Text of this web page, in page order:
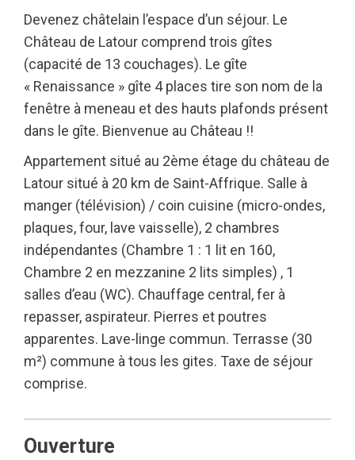
Devenez châtelain l’espace d’un séjour. Le
Château de Latour comprend trois gîtes
(capacité de 13 couchages). Le gîte
« Renaissance » gîte 4 places tire son nom de la
fenêtre à meneau et des hauts plafonds présent
dans le gîte. Bienvenue au Château !!
Appartement situé au 2ème étage du château de
Latour situé à 20 km de Saint-Affrique. Salle à
manger (télévision) / coin cuisine (micro-ondes,
plaques, four, lave vaisselle), 2 chambres
indépendantes (Chambre 1 : 1 lit en 160,
Chambre 2 en mezzanine 2 lits simples) , 1
salles d’eau (WC). Chauffage central, fer à
repasser, aspirateur. Pierres et poutres
apparentes. Lave-linge commun. Terrasse (30
m²) commune à tous les gites. Taxe de séjour
comprise.
Ouverture